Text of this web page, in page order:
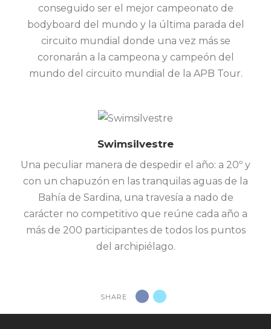
conseguido ser el mejor campeonato de
bodyboard del mundo y la última parada del
circuito mundial donde una vez más se
coronarán a la campeona y campeón del
mundo del circuito mundial de la APB Tour.
Swimsilvestre
Una peculiar manera de despedir el año: a 20º y
con un chapuzón en las tranquilas aguas de la
Bahía de Sardina, una travesía a nado de
carácter no competitivo que reúne cada año a
más de 200 participantes de todos los puntos
del archipiélago.
SHARE